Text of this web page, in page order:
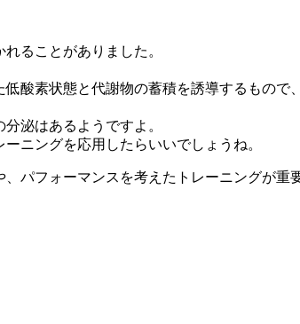
ることがありました。
酸素状態と代謝物の蓄積を誘導するもので
泌はあるようですよ。
ニングを応用したらいいでしょうね。
パフォーマンスを考えたトレーニングが重